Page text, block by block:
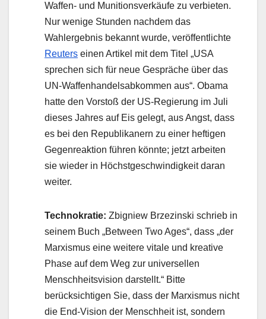
Waffen- und Munitionsverkäufe zu verbieten.
Nur wenige Stunden nachdem das
Wahlergebnis bekannt wurde, veröffentlichte
Reuters einen Artikel mit dem Titel „USA
sprechen sich für neue Gespräche über das
UN-Waffenhandelsabkommen aus“. Obama
hatte den Vorstoß der US-Regierung im Juli
dieses Jahres auf Eis gelegt, aus Angst, dass
es bei den Republikanern zu einer heftigen
Gegenreaktion führen könnte; jetzt arbeiten
sie wieder in Höchstgeschwindigkeit daran
weiter.
Technokratie: Zbigniew Brzezinski schrieb in
seinem Buch „Between Two Ages“, dass „der
Marxismus eine weitere vitale und kreative
Phase auf dem Weg zur universellen
Menschheitsvision darstellt.“ Bitte
berücksichtigen Sie, dass der Marxismus nicht
die End-Vision der Menschheit ist, sondern